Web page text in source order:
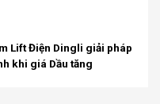
Lift Điện Dingli giải pháp
khi giá Dầu tăng